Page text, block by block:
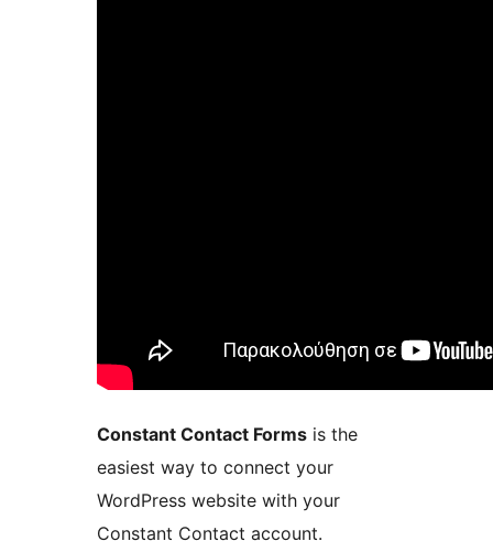
Constant Contact Forms is the
easiest way to connect your
WordPress website with your
Constant Contact account.